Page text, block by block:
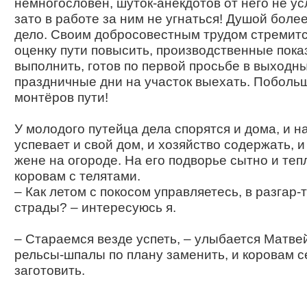
немногословен, шуток-анекдотов от него не
зато в работе за ним не угнаться! Душой
дело. Своим добросовестным трудом
оценку пути повысить, производственные
выполнить, готов по первой просьбе в
праздничные дни на участок выехать.
монтёров пути!
У молодого путейца дела спорятся и дома, и
успевает и свой дом, и хозяйство содержать,
жене на огороде. На его подворье сытно и
коровам с телятами.
– Как летом с покосом управляетесь, в разгар-
страды? – интересуюсь я.
– Стараемся везде успеть, – улыбается
рельсы-шпалы по плану заменить, и коровам
заготовить.